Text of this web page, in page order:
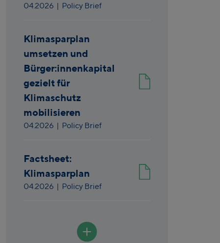
04.2026 | Policy Brief
Klimasparplan
umsetzen und
Bürger:innenkapital
gezielt für
Klimaschutz
mobilisieren
04.2026 | Policy Brief
Factsheet:
Klimasparplan
04.2026 | Policy Brief